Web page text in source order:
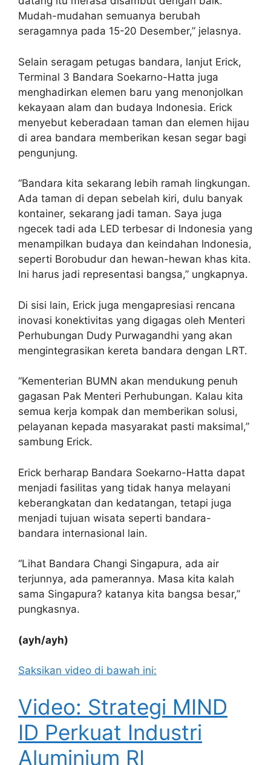
Mudah-mudahan semuanya berubah
seragamnya pada 15-20 Desember,” jelasnya.
Selain seragam petugas bandara, lanjut Erick,
Terminal 3 Bandara Soekarno-Hatta juga
menghadirkan elemen baru yang menonjolkan
kekayaan alam dan budaya Indonesia. Erick
menyebut keberadaan taman dan elemen hijau
di area bandara memberikan kesan segar bagi
pengunjung.
“Bandara kita sekarang lebih ramah lingkungan.
Ada taman di depan sebelah kiri, dulu banyak
kontainer, sekarang jadi taman. Saya juga
ngecek tadi ada LED terbesar di Indonesia yang
menampilkan budaya dan keindahan Indonesia,
seperti Borobudur dan hewan-hewan khas kita.
Ini harus jadi representasi bangsa,” ungkapnya.
Di sisi lain, Erick juga mengapresiasi rencana
inovasi konektivitas yang digagas oleh Menteri
Perhubungan Dudy Purwagandhi yang akan
mengintegrasikan kereta bandara dengan LRT.
“Kementerian BUMN akan mendukung penuh
gagasan Pak Menteri Perhubungan. Kalau kita
semua kerja kompak dan memberikan solusi,
pelayanan kepada masyarakat pasti maksimal,”
sambung Erick.
Erick berharap Bandara Soekarno-Hatta dapat
menjadi fasilitas yang tidak hanya melayani
keberangkatan dan kedatangan, tetapi juga
menjadi tujuan wisata seperti bandara-
bandara internasional lain.
“Lihat Bandara Changi Singapura, ada air
terjunnya, ada pamerannya. Masa kita kalah
sama Singapura? katanya kita bangsa besar,”
pungkasnya.
(ayh/ayh)
Saksikan video di bawah ini:
Video: Strategi MIND
ID Perkuat Industri
Aluminium RI